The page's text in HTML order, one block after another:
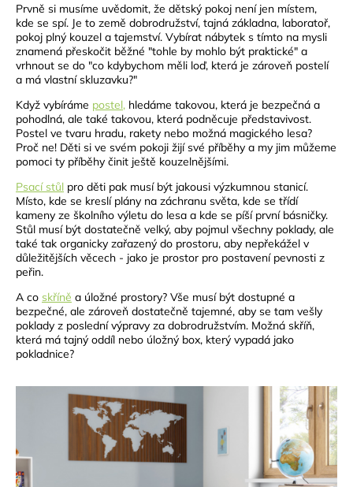
Prvně si musíme uvědomit, že dětský pokoj není jen místem,
kde se spí. Je to země dobrodružství, tajná základna, laboratoř,
pokoj plný kouzel a tajemství. Vybírat nábytek s tímto na mysli
znamená přeskočit běžné "tohle by mohlo být praktické" a
vrhnout se do "co kdybychom měli loď, která je zároveň postelí
a má vlastní skluzavku?"
Když vybíráme postel, hledáme takovou, která je bezpečná a
pohodlná, ale také takovou, která podněcuje představivost.
Postel ve tvaru hradu, rakety nebo možná magického lesa?
Proč ne! Děti si ve svém pokoji žijí své příběhy a my jim můžeme
pomoci ty příběhy činit ještě kouzelnějšími.
Psací stůl pro děti pak musí být jakousi výzkumnou stanicí.
Místo, kde se kreslí plány na záchranu světa, kde se třídí
kameny ze školního výletu do lesa a kde se píší první básničky.
Stůl musí být dostatečně velký, aby pojmul všechny poklady, ale
také tak organicky zařazený do prostoru, aby nepřekážel v
důležitějších věcech - jako je prostor pro postavení pevnosti z
peřin.
A co skříně a úložné prostory? Vše musí být dostupné a
bezpečné, ale zároveň dostatečně tajemné, aby se tam vešly
poklady z poslední výpravy za dobrodružstvím. Možná skříň,
která má tajný oddíl nebo úložný box, který vypadá jako
pokladnice?